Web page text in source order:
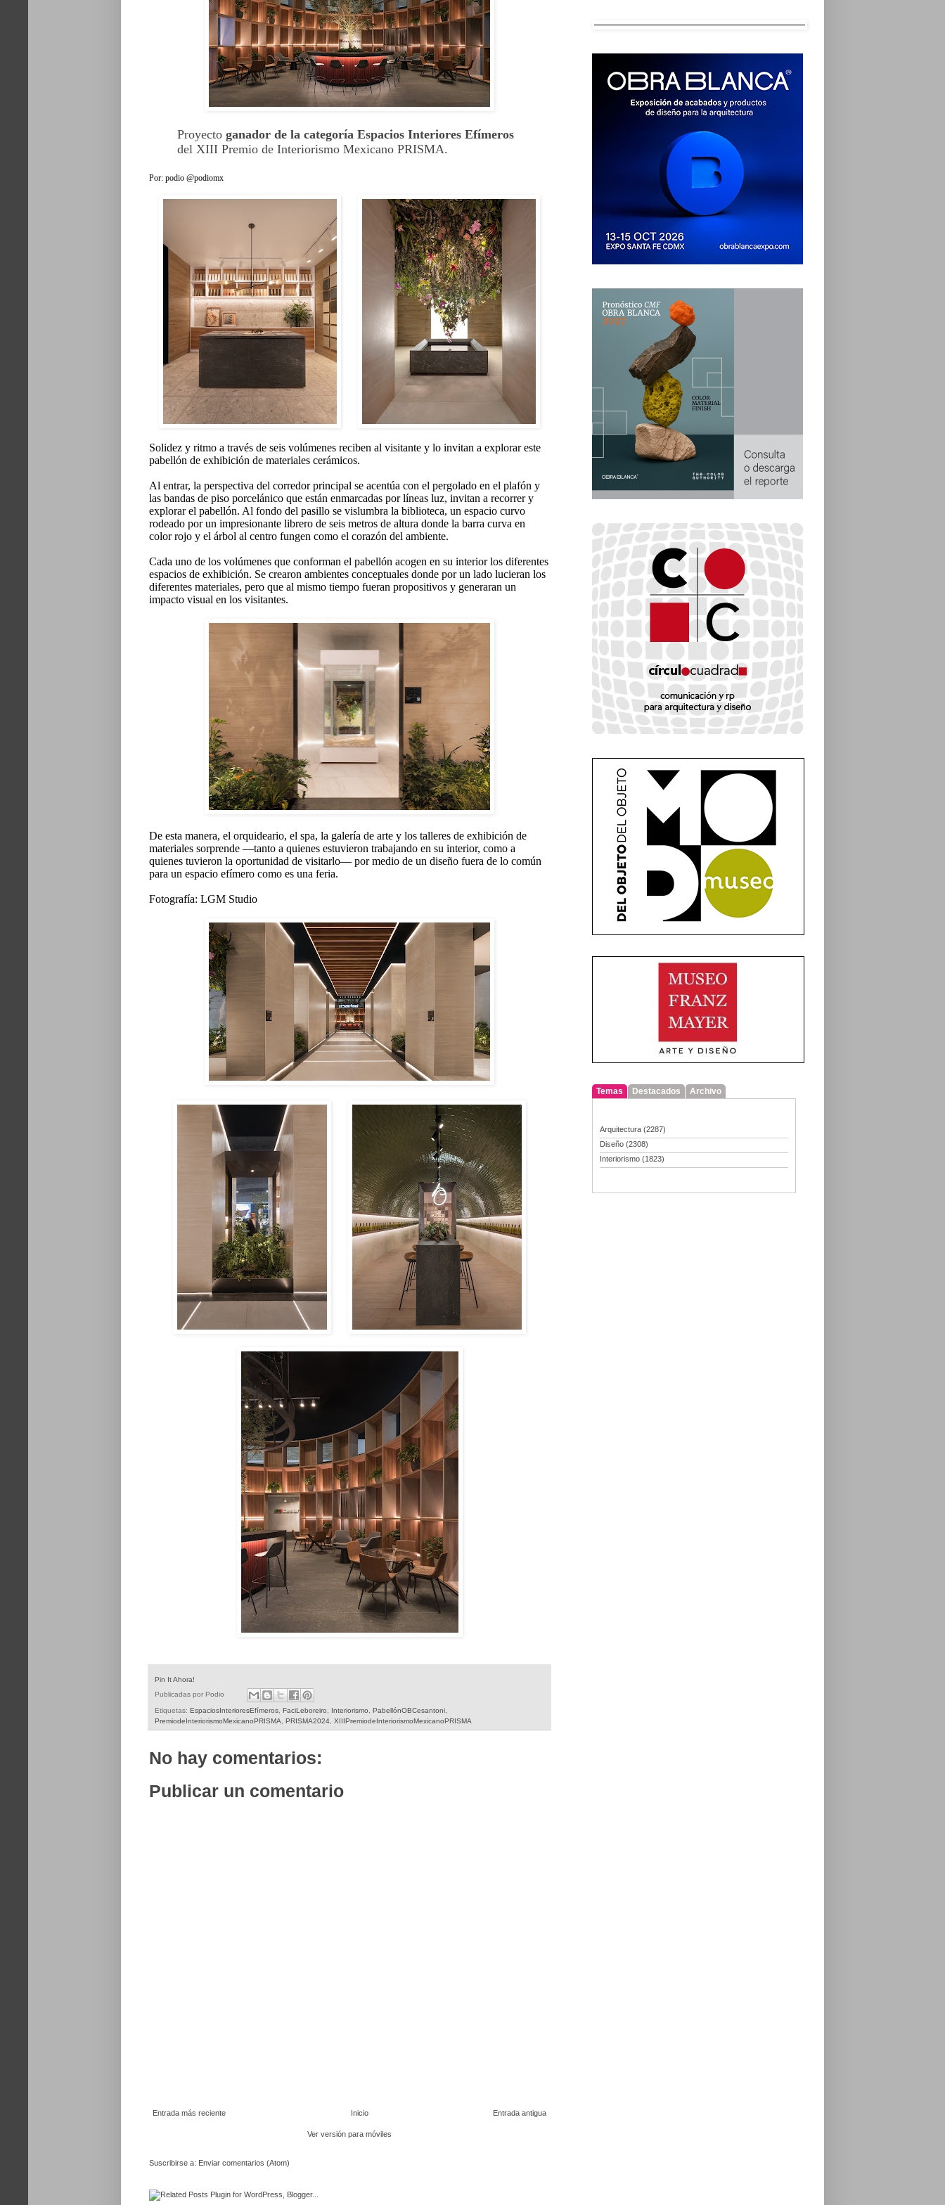
Proyecto ganador de la categoría Espacios Interiores Efímeros
del XIII Premio de Interiorismo Mexicano PRISMA.
Por: podio @podiomx
Solidez y ritmo a través de seis volúmenes reciben al visitante y lo invitan a explorar este
pabellón de exhibición de materiales cerámicos.
Al entrar, la perspectiva del corredor principal se acentúa con el pergolado en el plafón y
las bandas de piso porcelánico que están enmarcadas por líneas luz, invitan a recorrer y
explorar el pabellón. Al fondo del pasillo se vislumbra la biblioteca, un espacio curvo
rodeado por un impresionante librero de seis metros de altura donde la barra curva en
color rojo y el árbol al centro fungen como el corazón del ambiente.
Cada uno de los volúmenes que conforman el pabellón acogen en su interior los diferentes
espacios de exhibición. Se crearon ambientes conceptuales donde por un lado lucieran los
diferentes materiales, pero que al mismo tiempo fueran propositivos y generaran un
impacto visual en los visitantes.
De esta manera, el orquideario, el spa, la galería de arte y los talleres de exhibición de
materiales sorprende —tanto a quienes estuvieron trabajando en su interior, como a
quienes tuvieron la oportunidad de visitarlo— por medio de un diseño fuera de lo común
para un espacio efímero como es una feria.
Fotografía: LGM Studio
Pin It Ahora!
Publicadas por Podio
Etiquetas: EspaciosInterioresEfímeros FaciLeboreiro Interiorismo PabellónOBCesantoni
PremiodeInteriorismoMexicanoPRISMA
PRISMA2024 XIIIPremiodeInteriorismoMexicanoPRISMA
No hay comentarios:
Publicar un comentario
Entrada más reciente Entrada antigua
Inicio
Ver versión para móviles
Suscribirse a: Enviar comentarios (Atom)
Temas Destacados Archivo
Arquitectura (2287)
Diseño (2308)
Interiorismo (1823)